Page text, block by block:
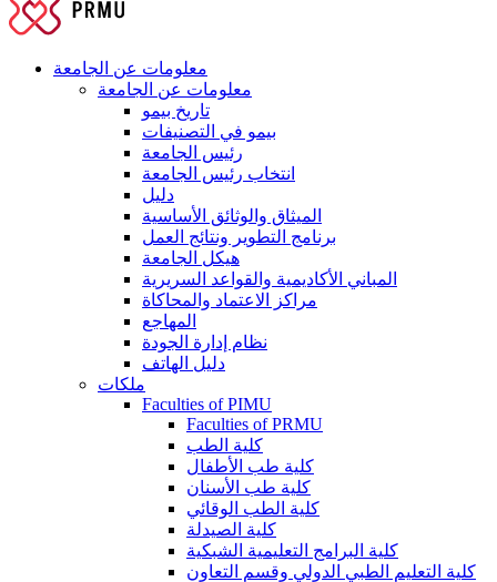
معلومات عن الجامعة
معلومات عن الجامعة
تاريخ بيمو
بيمو في التصنيفات
رئيس الجامعة
انتخاب رئيس الجامعة
دليل
الميثاق والوثائق الأساسية
برنامج التطوير ونتائج العمل
هيكل الجامعة
المباني الأكاديمية والقواعد السريرية
مراكز الاعتماد والمحاكاة
المهاجع
نظام إدارة الجودة
دليل الهاتف
ملكات
Faculties of PIMU
Faculties of PRMU
كلية الطب
كلية طب الأطفال
كلية طب الأسنان
كلية الطب الوقائي
كلية الصيدلة
كلية البرامج التعليمية الشبكية
كلية التعليم الطبي الدولي وقسم التعاون